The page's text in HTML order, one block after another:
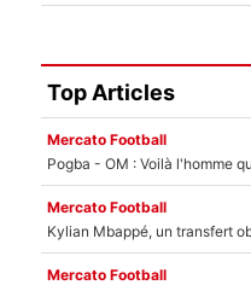
Top Articles
Mercato Football
Pogba - OM : Voilà l'homme
Mercato Football
Kylian Mbappé, un transfert
Mercato Football